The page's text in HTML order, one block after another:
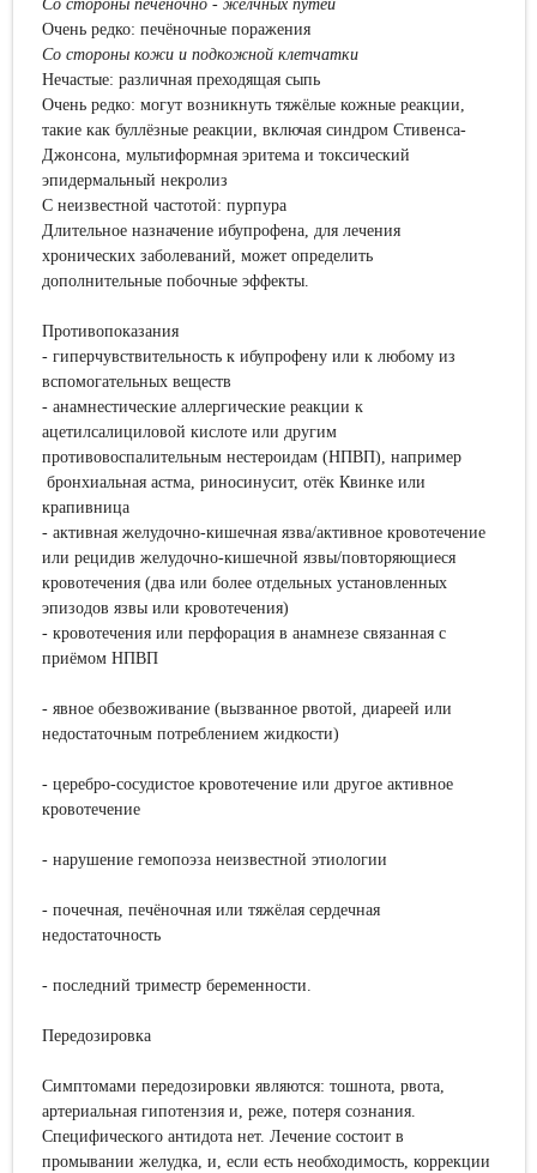
Со стороны печёночно - желчных путей
Очень редко: печёночные поражения
Со стороны кожи и подкожной клетчатки
Нечастые: различная преходящая сыпь
Очень редко: могут возникнуть тяжёлые кожные реакции,
такие как буллёзные реакции, включая синдром Стивенса-
Джонсона, мультиформная эритема и токсический
эпидермальный некролиз
С неизвестной частотой: пурпура
Длительное назначение ибупрофена, для лечения
хронических заболеваний, может определить
дополнительные побочные эффекты.
Противопоказания
- гиперчувствительность к ибупрофену или к любому из
вспомогательных веществ
- анамнестические аллергические реакции к
ацетилсалициловой кислоте или другим
противовоспалительным нестероидам (НПВП), например
бронхиальная астма, риносинусит, отёк Квинке или
крапивница
- активная желудочно-кишечная язва/активное кровотечение
или рецидив желудочно-кишечной язвы/повторяющиеся
кровотечения (два или более отдельных установленных
эпизодов язвы или кровотечения)
- кровотечения или перфорация в анамнезе связанная с
приёмом НПВП
- явное обезвоживание (вызванное рвотой, диареей или
недостаточным потреблением жидкости)
- церебро-сосудистое кровотечение или другое активное
кровотечение
- нарушение гемопоэза неизвестной этиологии
- почечная, печёночная или тяжёлая сердечная
недостаточность
- последний триместр беременности.
Передозировка
Симптомами передозировки являются: тошнота, рвота,
артериальная гипотензия и, реже, потеря сознания.
Специфического антидота нет. Лечение состоит в
промывании желудка, и, если есть необходимость, коррекции